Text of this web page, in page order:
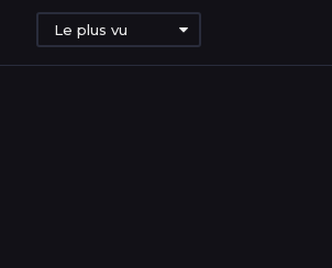
Le plus vu